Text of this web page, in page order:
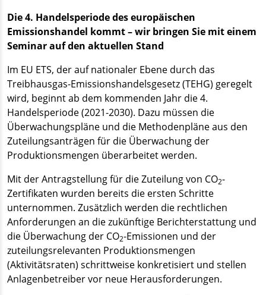
Die 4. Handelsperiode des europäischen
Emissionshandel kommt – wir bringen Sie mit einem
Seminar auf den aktuellen Stand
Im EU ETS, der auf nationaler Ebene durch das
Treibhausgas-Emissionshandelsgesetz (TEHG) geregelt
wird, beginnt ab dem kommenden Jahr die 4.
Handelsperiode (2021-2030). Dazu müssen die
Überwachungspläne und die Methodenpläne aus den
Zuteilungsanträgen für die Überwachung der
Produktionsmengen überarbeitet werden.
Mit der Antragstellung für die Zuteilung von CO2-
Zertifikaten wurden bereits die ersten Schritte
unternommen. Zusätzlich werden die rechtlichen
Anforderungen an die zukünftige Berichterstattung und
die Überwachung der CO2-Emissionen und der
zuteilungsrelevanten Produktionsmengen
(Aktivitätsraten) schrittweise konkretisiert und stellen
Anlagenbetreiber vor neue Herausforderungen.